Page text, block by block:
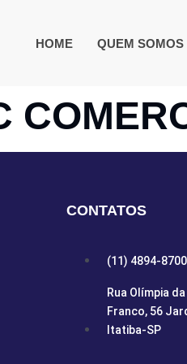
HOME QUEM SOMOS
CONTATOS
(11) 4894-8700
Rua Olímpia
Franco, 56
Itatiba-SP